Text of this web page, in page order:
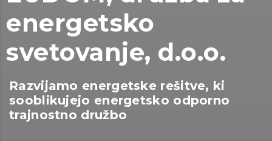
energetsko
svetovanje, d.o.o.
Razvijamo energetske rešitve, ki
sooblikujejo energetsko odporno
trajnostno družbo